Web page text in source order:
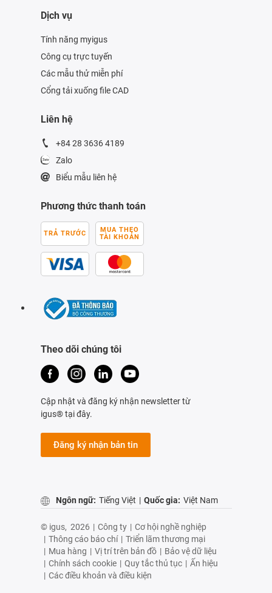
Dịch vụ
Tính năng myigus
Công cụ trực tuyến
Các mẫu thử miễn phí
Cổng tải xuống file CAD
Liên hệ
+84 28 3636 4189
Zalo
Biểu mẫu liên hệ
Phương thức thanh toán
TRẢ TRƯỚC
MUA THEO
TÀI KHOẢN
Theo dõi chúng tôi
Cập nhật và đăng ký nhận newsletter từ
igus® tại đây.
Đăng ký nhận bản tin
Ngôn ngữ: Tiếng Việt | Quốc gia: Việt Nam
© igus, 2026 | Công ty | Cơ hội nghề nghiệp
| Thông cáo báo chí | Triển lãm thương mại
| Mua hàng | Vị trí trên bản đồ | Bảo vệ dữ liệu
| Chính sách cookie | Quy tắc thủ tục | Ấn hiệu
| Các điều khoản và điều kiện